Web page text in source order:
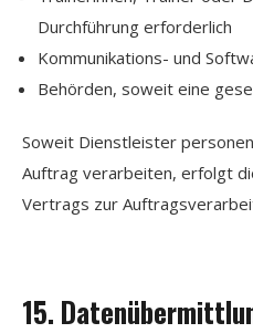
Durchführung erforderlich
Kommunikations- und
Behörden, soweit eine
Soweit Dienstleister
Auftrag verarbeiten, erfolgt
Vertrags zur
15.